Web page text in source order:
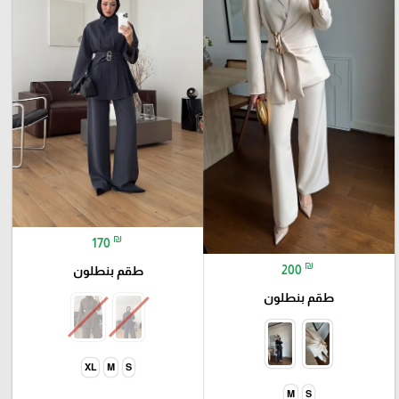
200 ₪
طقم بنطلون
S
M
170 ₪
طقم بنطلون
S
M
XL